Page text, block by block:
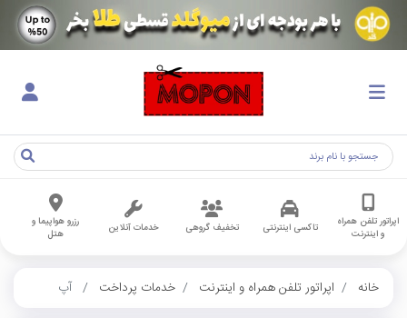
اپراتور تلفن همراه
و اینترنت
تاکسی اینترنتی تخفیف گروهی خدمات آنلاین
رزرو هواپیما و
هتل
خانه اپراتور تلفن همراه و اینترنت خدمات پرداخت آپ